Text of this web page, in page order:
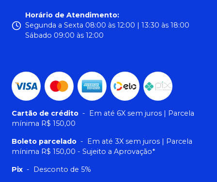
Horário de Atendimento:
Segunda a Sexta 08:00 às 12:00 | 13:30 às 18:00
Sábado 09:00 às 12:00
Cartão de crédito - Em até 6X sem juros | Parcela
mínima R$ 150,00
Boleto parcelado - Em até 3X sem juros | Parcela
mínima R$ 150,00 - Sujeito a Aprovação*
Pix - Desconto de 5%